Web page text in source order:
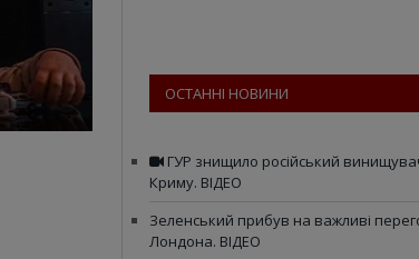
ОСТАННІ НОВИНИ
ГУР знищило російський
Криму. ВІДЕО
Зеленський прибув на важливі
Лондона. ВІДЕО